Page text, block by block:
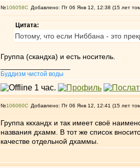
№106058 Добавлено: Пт 06 Янв 12, 12:38 (15 лет
Цитата:
Потому, что если Ниббана - это
Группа (скандха) и есть носитель.
Буддизм чистой воды
№106060 Добавлено: Пт 06 Янв 12, 12:41 (15 лет
Группа ккхандх и так имеет своё
названия дхамм. В тот же список
качестве отдельной дхаммы.